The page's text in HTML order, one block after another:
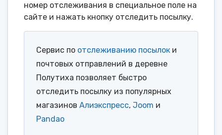
номер отслеживания в специальное поле на
сайте и нажать кнопку отследить посылку.
Сервис по отслеживанию посылок и
почтовых отправлений в деревне
Полутиха позволяет быстро
отследить посылку из популярных
магазинов Алиэкспресс, Joom и
Pandao